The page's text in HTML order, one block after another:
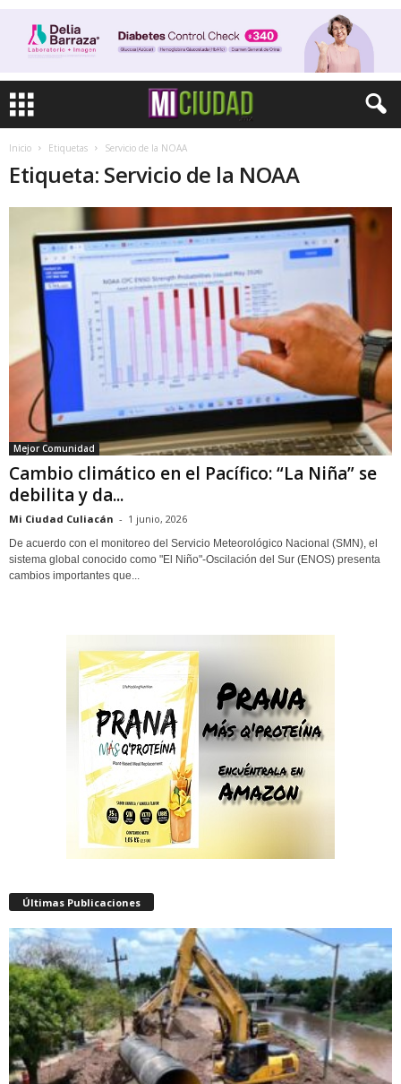
Inicio Etiquetas Servicio de la NOAA
Etiqueta: Servicio de la NOAA
Mejor Comunidad
Cambio climático en el Pacífico: “La Niña” se
debilita y da...
Mi Ciudad Culiacán - 1 junio, 2026
De acuerdo con el monitoreo del Servicio Meteorológico Nacional (SMN), el
sistema global conocido como "El Niño"-Oscilación del Sur (ENOS) presenta
cambios importantes que...
Últimas Publicaciones